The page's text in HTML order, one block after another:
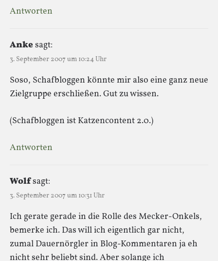
Antworten
Ankesagt:
3. September 2007 um 10:24 Uhr
Soso, Schafbloggen könnte mir also eine ganz neue
Zielgruppe erschließen. Gut zu wissen.
(Schafbloggen ist Katzencontent 2.0.)
Antworten
Wolfsagt:
3. September 2007 um 10:31 Uhr
Ich gerate gerade in die Rolle des Mecker-Onkels,
bemerke ich. Das will ich eigentlich gar nicht,
zumal Dauernörgler in Blog-Kommentaren ja eh
nicht sehr beliebt sind. Aber solange ich